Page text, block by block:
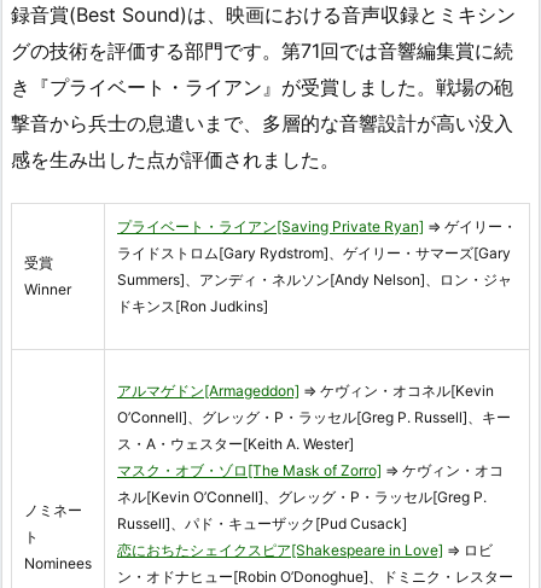
録音賞(Best Sound)は、映画における音声収録とミキシン
グの技術を評価する部門です。第71回では音響編集賞に続
き『プライベート・ライアン』が受賞しました。戦場の砲
撃音から兵士の息遣いまで、多層的な音響設計が高い没入
感を生み出した点が評価されました。
受賞
Winner
プライベート・ライアン[Saving Private Ryan] ⇒ ゲイリー・
ライドストロム[Gary Rydstrom]、ゲイリー・サマーズ[Gary
Summers]、アンディ・ネルソン[Andy Nelson]、ロン・ジャ
ドキンス[Ron Judkins]
ノミネー
ト
Nominees
アルマゲドン[Armageddon] ⇒ ケヴィン・オコネル[Kevin
O’Connell]、グレッグ・P・ラッセル[Greg P. Russell]、キー
ス・A・ウェスター[Keith A. Wester]
マスク・オブ・ゾロ[The Mask of Zorro] ⇒ ケヴィン・オコ
ネル[Kevin O’Connell]、グレッグ・P・ラッセル[Greg P.
Russell]、パド・キューザック[Pud Cusack]
恋におちたシェイクスピア[Shakespeare in Love] ⇒ ロビ
ン・オドナヒュー[Robin O’Donoghue]、ドミニク・レスター